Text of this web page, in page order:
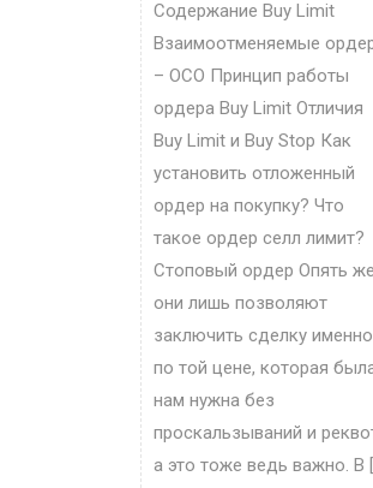
Содержание Buy Limit
Взаимоотменяемые
– ОСО Принцип работы
ордера Buy Limit Отличия
Buy Limit и Buy Stop Как
установить отложенный
ордер на покупку? Что
такое ордер селл лимит?
Стоповый ордер Опять
они лишь позволяют
заключить сделку именно
по той цене, которая
нам нужна без
проскальзываний и
а это тоже ведь важно. В